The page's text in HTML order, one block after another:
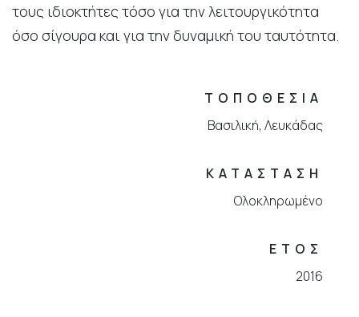
τους ιδιοκτήτες τόσο για την λειτουργικότητα
όσο σίγουρα και για την δυναμική του ταυτότητα.
ΤΟΠΟΘΕΣΙΑ
Βασιλική, Λευκάδας
ΚΑΤΑΣΤΑΣΗ
Ολοκληρωμένο
ΕΤΟΣ
2016